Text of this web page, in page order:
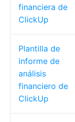
financiera de
ClickUp
Plantilla de
informe de
análisis
financiero de
ClickUp